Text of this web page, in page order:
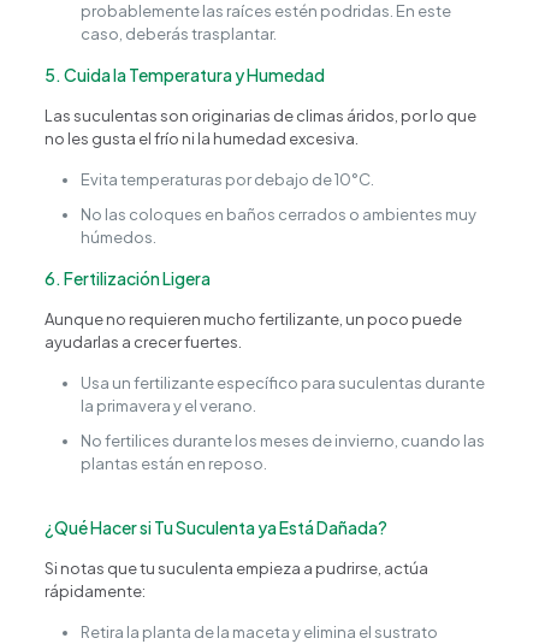
probablemente las raíces estén podridas. En este
caso, deberás trasplantar.
5. Cuida la Temperatura y Humedad
Las suculentas son originarias de climas áridos, por lo que
no les gusta el frío ni la humedad excesiva.
Evita temperaturas por debajo de 10°C.
No las coloques en baños cerrados o ambientes muy
húmedos.
6. Fertilización Ligera
Aunque no requieren mucho fertilizante, un poco puede
ayudarlas a crecer fuertes.
Usa un fertilizante específico para suculentas durante
la primavera y el verano.
No fertilices durante los meses de invierno, cuando las
plantas están en reposo.
¿Qué Hacer si Tu Suculenta ya Está Dañada?
Si notas que tu suculenta empieza a pudrirse, actúa
rápidamente:
Retira la planta de la maceta y elimina el sustrato